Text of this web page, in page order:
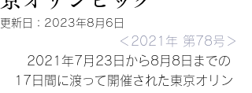
更新日： 2023年8月6日
＜2021年 第78号＞
2021年7月23日から8月8日までの
17日間に渡って開催された東京オリン